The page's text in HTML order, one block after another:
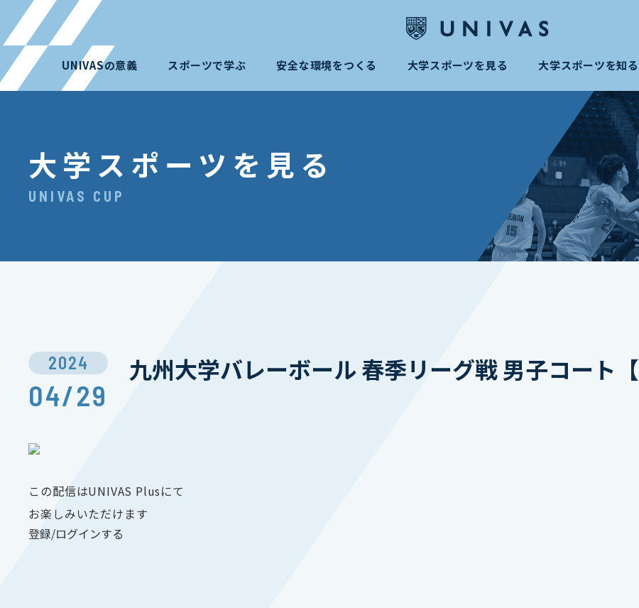
UNIVASの意義 スポーツで学ぶ 安全な環境をつくる 大学スポーツを見る 大学スポーツを知る
大学スポーツを見る
UNIVAS CUP
2024
04/29
九州⼤学バレーボール 春季リーグ戦 男子コート【
この配信はUNIVAS Plusにて
お楽しみいただけます
登録/ログインする